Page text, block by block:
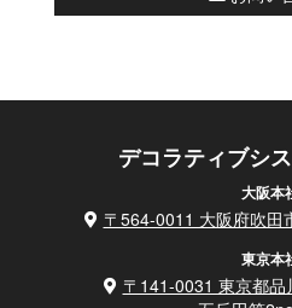
デコラティブシ
大阪本
〒564-0011 大阪府吹田
東京本
〒141-0031 東京都